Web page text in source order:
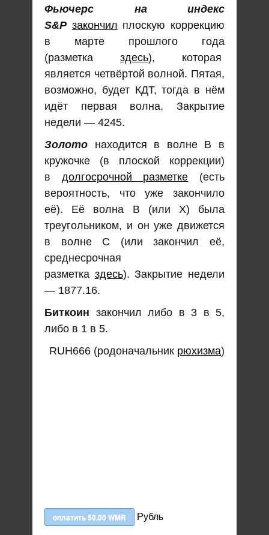
Фьючерс на индекс
S&P закончил плоскую коррекцию
в марте прошлого года
(разметка здесь), которая
является четвёртой волной. Пятая,
возможно, будет КДТ, тогда в нём
идёт первая волна. Закрытие
недели — 4245.
Золото находится в волне В в
кружочке (в плоской коррекции)
в долгосрочной разметке (есть
вероятность, что уже закончило
её). Её волна В (или Х) была
треугольником, и он уже движется
в волне С (или закончил её,
среднесрочная
разметка здесь). Закрытие недели
— 1877.16.
Биткоин закончил либо в 3 в 5,
либо в 1 в 5.
RUH666 (родоначальник рюхизма)
Рубль